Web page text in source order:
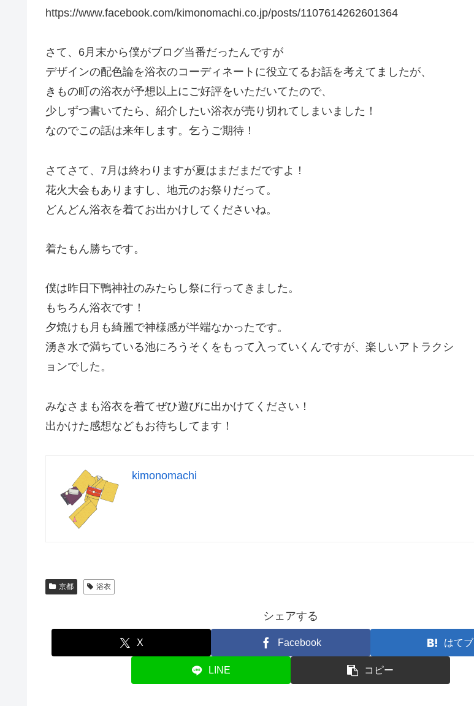
https://www.facebook.com/kimonomachi.co.jp/posts/1107614262601364
さて、6月末から僕がブログ当番だったんですが
デザインの配色論を浴衣のコーディネートに役立てるお話を考えてましたが、
きもの町の浴衣が予想以上にご好評をいただいてたので、
少しずつ書いてたら、紹介したい浴衣が売り切れてしまいました！
なのでこの話は来年します。乞うご期待！
さてさて、7月は終わりますが夏はまだまだですよ！
花火大会もありますし、地元のお祭りだって。
どんどん浴衣を着てお出かけしてくださいね。
着たもん勝ちです。
僕は昨日下鴨神社のみたらし祭に行ってきました。
もちろん浴衣です！
夕焼けも月も綺麗で神様感が半端なかったです。
湧き水で満ちている池にろうそくをもって入っていくんですが、楽しいアトラクシ
ョンでした。
みなさまも浴衣を着てぜひ遊びに出かけてください！
出かけた感想などもお待ちしてます！
kimonomachi
京都 浴衣
シェアする
X Facebook はてブ
LINE コピー